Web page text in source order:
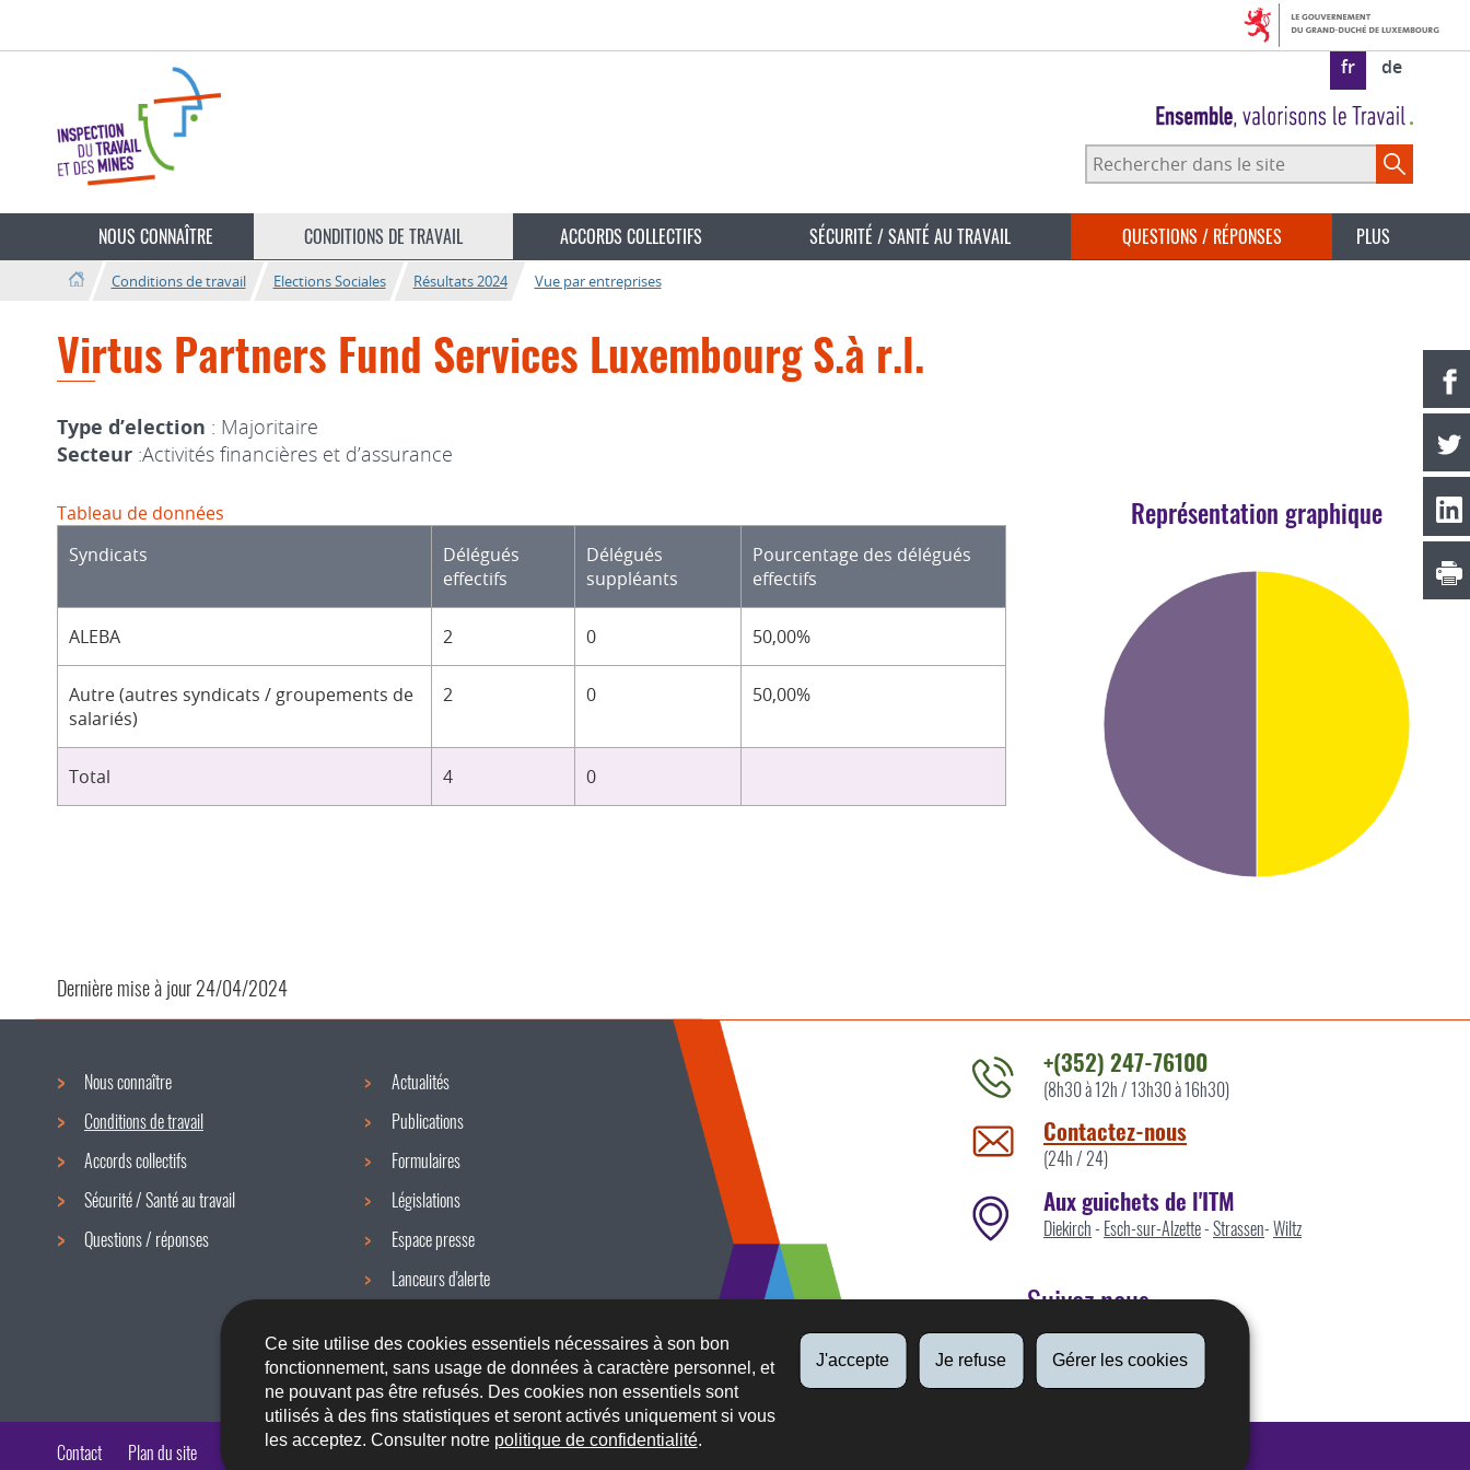
Ce site utilise des cookies essentiels nécessaires à son bon
fonctionnement, sans usage de données à caractère personnel, et
ne pouvant pas être refusés. Des cookies non essentiels sont
utilisés à des fins statistiques et seront activés uniquement si vous
les acceptez. Consulter notre politique de confidentialité.
J'accepte Je refuse Gérer les cookies
langue
fr de
Rechercher
dans
NOUS CONNAÎTRE CONDITIONS DE TRAVAIL ACCORDS COLLECTIFS SÉCURITÉ / SANTÉ AU TRAVAIL QUESTIONS / RÉPONSES PLUS
Conditions de travail Elections Sociales Résultats 2024 Vue par entreprises
Virtus Partners Fund Services Luxembourg S.à r.l.
Type d’election : Majoritaire
Secteur :Activités financières et d’assurance
Tableau de données
Syndicats
Délégués
effectifs
Délégués
suppléants
Pourcentage des délégués
effectifs
ALEBA 2 0 50,00%
Autre (autres syndicats / groupements de
salariés)
2 0 50,00%
Total 4 0
Représentation graphique
Dernière mise à jour24/04/2024
Menu
de
navigation
Nous connaître
Conditions de travail
Accords collectifs
Sécurité / Santé au travail
Questions / réponses
Actualités
Publications
Formulaires
Législations
Espace presse
Lanceurs d'alerte
Contacter
l'ITM
par
+(352) 247-76100
(8h30 à 12h / 13h30 à 16h30)
Contactez-nous
(24h / 24)
Aux guichets de l'ITM
Diekirch- Esch-sur-Alzette-Strassen-Wiltz
Suivez nous
Linkedin
Contact Plan du site A propos du site Accessibilité Aspects légaux Protection des données